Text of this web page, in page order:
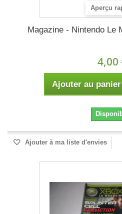
Aperçu
Magazine - Nintendo Le
4,00
Ajouter au panier
Ajouter à ma liste d'envies